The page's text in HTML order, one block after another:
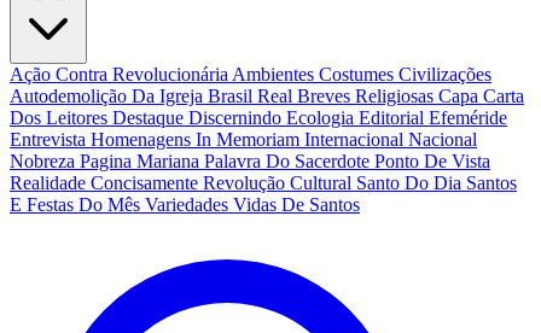
Ação Contra Revolucionária Ambientes Costumes Civilizações
Autodemolição Da Igreja Brasil Real Breves Religiosas Capa Carta
Dos Leitores Destaque Discernindo Ecologia Editorial Efeméride
Entrevista Homenagens In Memoriam Internacional Nacional
Nobreza Pagina Mariana Palavra Do Sacerdote Ponto De Vista
Realidade Concisamente Revolução Cultural Santo Do Dia Santos
E Festas Do Mês Variedades Vidas De Santos